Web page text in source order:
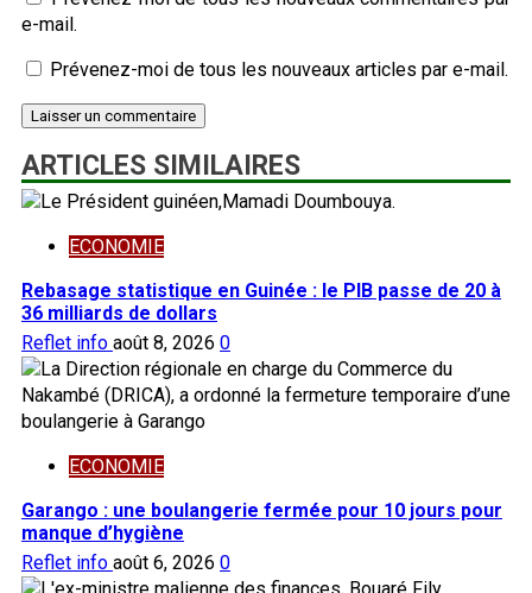
e-mail.
Prévenez-moi de tous les nouveaux articles par e-mail.
ARTICLES SIMILAIRES
ECONOMIE
Rebasage statistique en Guinée : le PIB passe de 20 à
36 milliards de dollars
Reflet info août 8, 2026 0
ECONOMIE
Garango : une boulangerie fermée pour 10 jours pour
manque d’hygiène
Reflet info août 6, 2026 0